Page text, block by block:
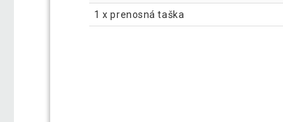
1 x prenosná taška